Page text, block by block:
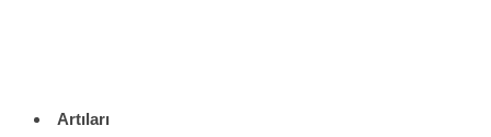
Artıları